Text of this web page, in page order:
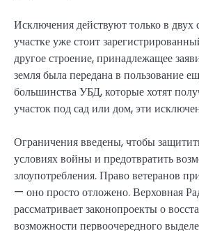
Исключения действуют только в двух
участке уже стоит
другое строение, принадлежащее
земля была передана в пользование
большинства УБД, которые хотят
участок под сад или дом, эти
Ограничения введены, чтобы
условиях войны и предотвратить
злоупотребления. Право ветеранов
— оно просто отложено. Верховная
рассматривает законопроекты о
возможности первоочередного